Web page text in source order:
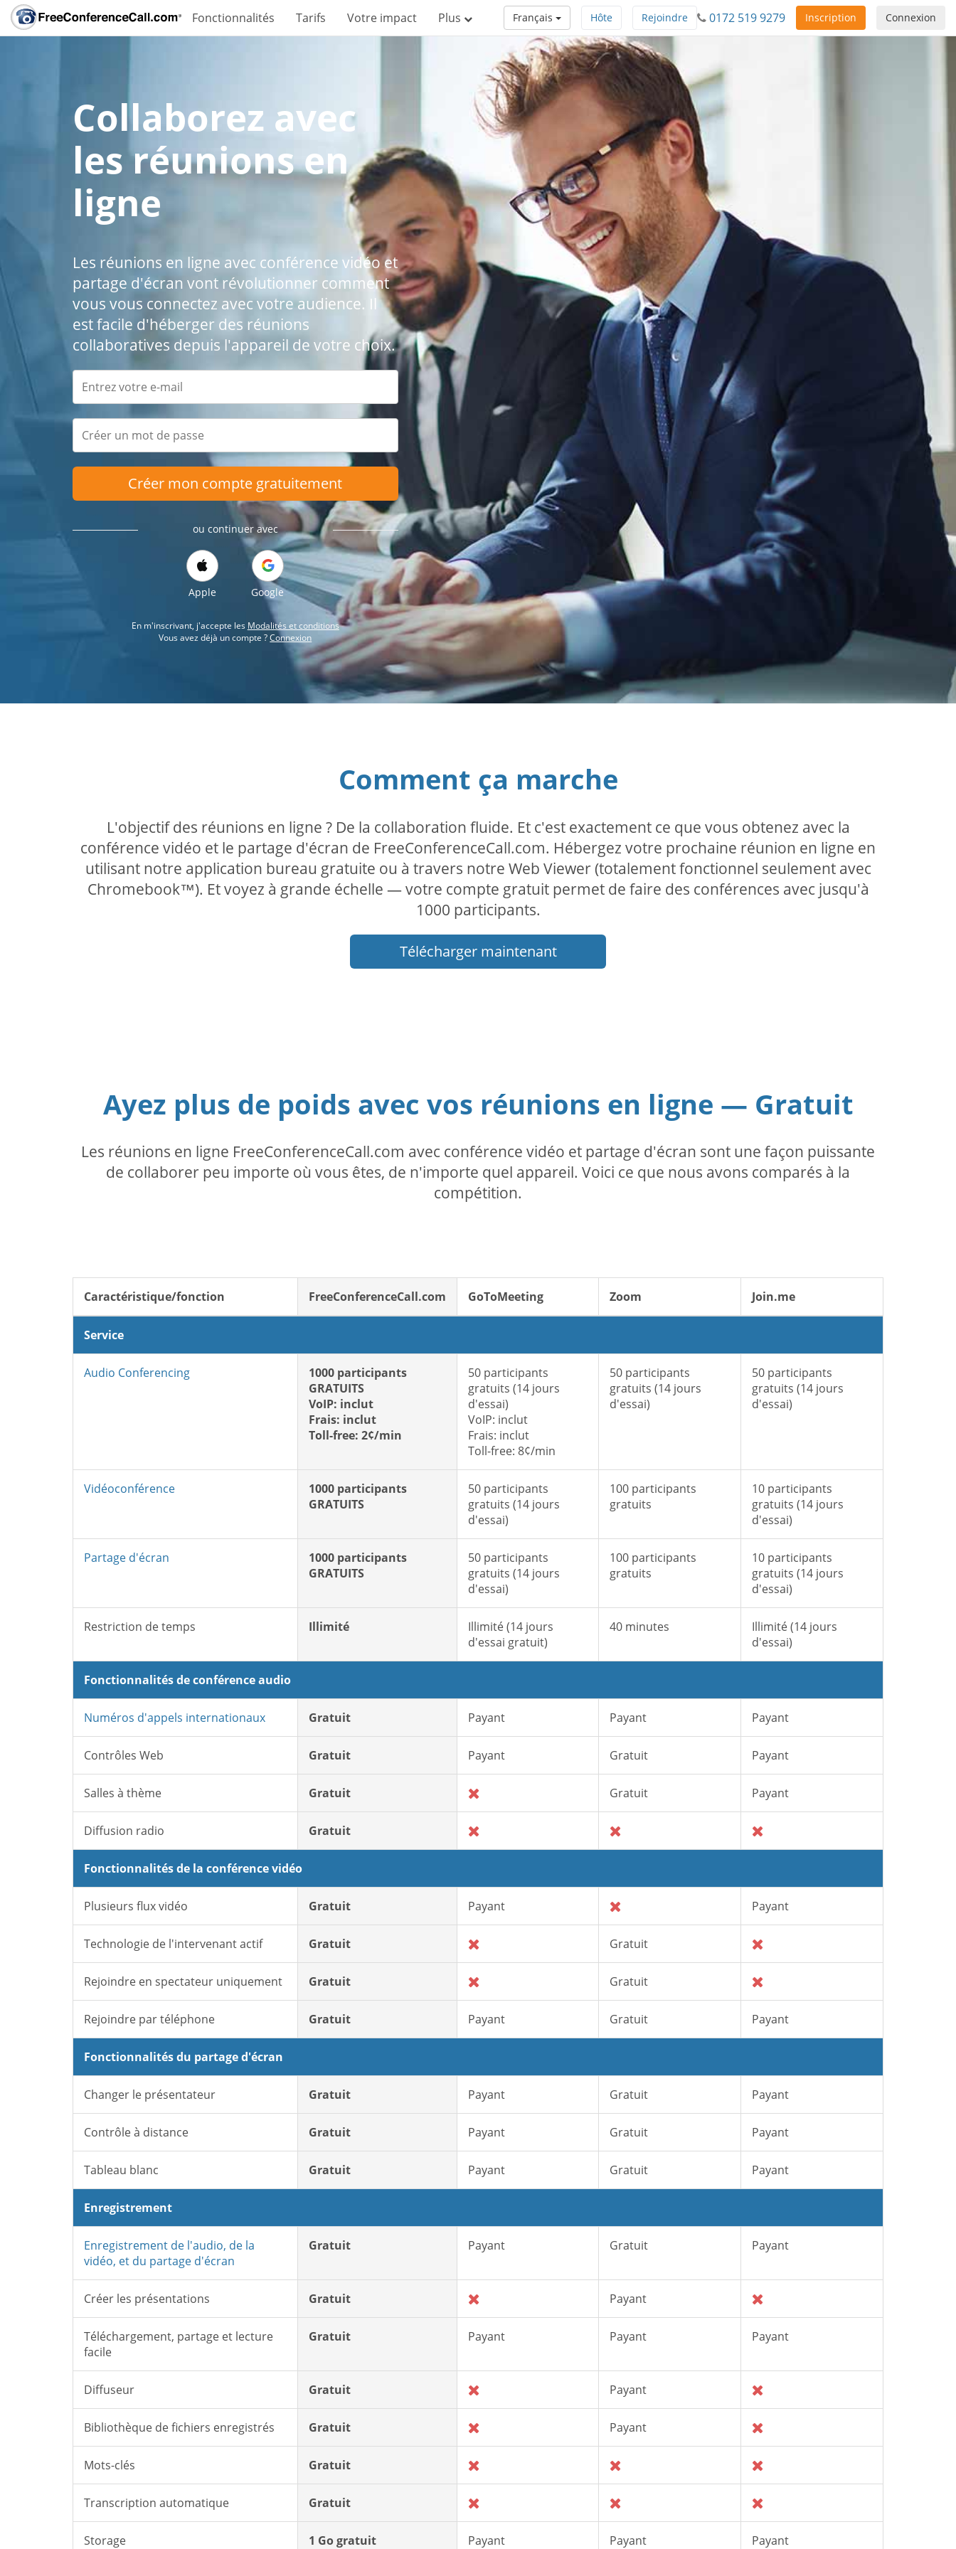
Fonctionnalités Tarifs Votre impact Plus Connexion
Inscription
0172 519 9279
Rejoindre
Hôte
Français
Collaborez avec
les réunions en
ligne
Les réunions en ligne avec conférence vidéo et
partage d'écran vont révolutionner comment
vous vous connectez avec votre audience. Il
est facile d'héberger des réunions
collaboratives depuis l'appareil de votre choix.
Créer mon compte gratuitement
ou continuer avec
Apple Google
En m'inscrivant, j'accepte les Modalités et conditions
Vous avez déjà un compte ?Connexion
Comment ça marche
L'objectif des réunions en ligne ? De la collaboration fluide. Et c'est exactement ce que vous obtenez avec la
conférence vidéo et le partage d'écran de FreeConferenceCall.com. Hébergez votre prochaine réunion en ligne en
utilisant notre application bureau gratuite ou à travers notre Web Viewer (totalement fonctionnel seulement avec
Chromebook™). Et voyez à grande échelle — votre compte gratuit permet de faire des conférences avec jusqu'à
1000 participants.
Télécharger maintenant
Ayez plus de poids avec vos réunions en ligne — Gratuit
Les réunions en ligne FreeConferenceCall.com avec conférence vidéo et partage d'écran sont une façon puissante
de collaborer peu importe où vous êtes, de n'importe quel appareil. Voici ce que nous avons comparés à la
compétition.
Caractéristique/fonction FreeConferenceCall.com GoToMeeting Zoom Join.me
Service
Audio Conferencing
1000 participants
GRATUITS
VoIP: inclut
Frais: inclut
Toll-free: 2¢/min
50 participants
gratuits (14 jours
d'essai)
VoIP: inclut
Frais: inclut
Toll-free: 8¢/min
50 participants
gratuits (14 jours
d'essai)
50 participants
gratuits (14 jours
d'essai)
Vidéoconférence
1000 participants
GRATUITS
50 participants
gratuits (14 jours
d'essai)
100 participants
gratuits
10 participants
gratuits (14 jours
d'essai)
Partage d'écran
1000 participants
GRATUITS
50 participants
gratuits (14 jours
d'essai)
100 participants
gratuits
10 participants
gratuits (14 jours
d'essai)
Restriction de temps Illimité
Illimité (14 jours
d'essai gratuit)
40 minutes
Illimité (14 jours
d'essai)
Fonctionnalités de conférence audio
Numéros d'appels internationaux Gratuit Payant Payant Payant
Contrôles Web Gratuit Payant Gratuit Payant
Salles à thème Gratuit Gratuit Payant
Diffusion radio Gratuit
Fonctionnalités de la conférence vidéo
Plusieurs flux vidéo Gratuit Payant Payant
Technologie de l'intervenant actif Gratuit Gratuit
Rejoindre en spectateur uniquement Gratuit Gratuit
Rejoindre par téléphone Gratuit Payant Gratuit Payant
Fonctionnalités du partage d'écran
Changer le présentateur Gratuit Payant Gratuit Payant
Contrôle à distance Gratuit Payant Gratuit Payant
Tableau blanc Gratuit Payant Gratuit Payant
Enregistrement
Enregistrement de l'audio, de la
vidéo, et du partage d'écran
Gratuit Payant Gratuit Payant
Créer les présentations Gratuit Payant
Téléchargement, partage et lecture
facile
Gratuit Payant Payant Payant
Diffuseur Gratuit Payant
Bibliothèque de fichiers enregistrés Gratuit Payant
Mots-clés Gratuit
Transcription automatique Gratuit
Storage 1 Go gratuit Payant Payant Payant